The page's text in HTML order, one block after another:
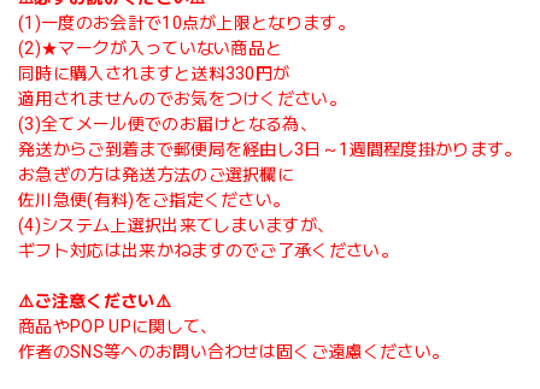
(1)一度のお会計で10点が上限となります。
(2)★マークが入っていない商品と
同時に購入されますと送料330円が
適用されませんのでお気をつけください。
(3)全てメール便でのお届けとなる為、
発送からご到着まで郵便局を経由し3日～1週間程度掛かります。
お急ぎの方は発送方法のご選択欄に
佐川急便(有料)をご指定ください。
(4)システム上選択出来てしまいますが、
ギフト対応は出来かねますのでご了承ください。
⚠️ご注意ください⚠️
商品やPOP UPに関して、
作者のSNS等へのお問い合わせは固くご遠慮ください。